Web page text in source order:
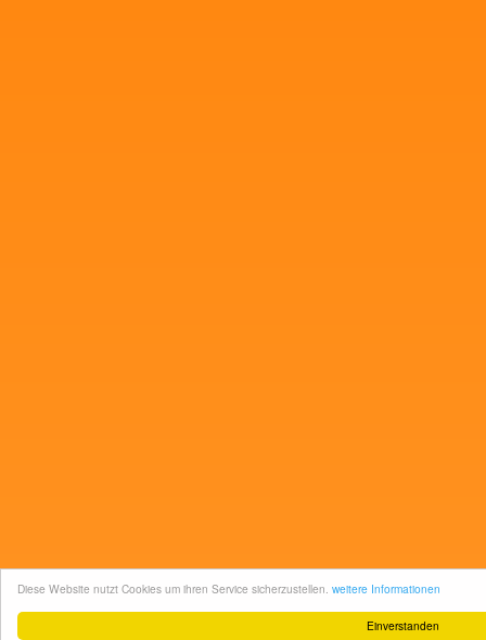
Einverstanden
Diese Website nutzt Cookies um ihren Service sicherzustellen. weitere Informationen